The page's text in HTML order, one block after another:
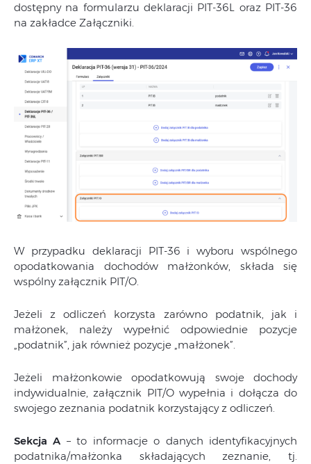
dostępny na formularzu deklaracji PIT-36L oraz PIT-36
na zakładce Załączniki.
W przypadku deklaracji PIT-36 i wyboru wspólnego
opodatkowania dochodów małżonków, składa się
wspólny załącznik PIT/O.
Jeżeli z odliczeń korzysta zarówno podatnik, jak i
małżonek, należy wypełnić odpowiednie pozycje
„podatnik”, jak również pozycje „małżonek”.
Jeżeli małżonkowie opodatkowują swoje dochody
indywidualnie, załącznik PIT/O wypełnia i dołącza do
swojego zeznania podatnik korzystający z odliczeń.
Sekcja A – to informacje o danych identyfikacyjnych
podatnika/małżonka składających zeznanie, tj.